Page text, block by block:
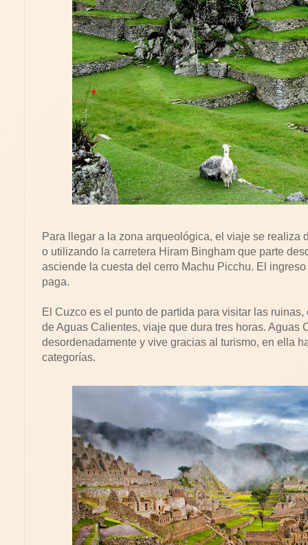
Para llegar a la zona arqueológica, el viaje se
o utilizando la carretera Hiram Bingham que parte
asciende la cuesta del cerro Machu Picchu. El
paga.
El Cuzco es el punto de partida para visitar las
de Aguas Calientes, viaje que dura tres horas. Aguas
desordenadamente y vive gracias al turismo, en ella
categorías.